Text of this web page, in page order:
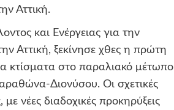
Αττική.
και Ενέργειας για την
Αττική, ξεκίνησε χθες η πρώτη
κτίσματα στο παραλιακό μέτωπο
Διονύσου. Οι σχετικές
νέες διαδοχικές προκηρύξεις